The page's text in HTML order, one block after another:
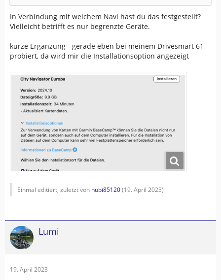
In Verbindung mit welchem Navi hast du das festgestellt?
Vielleicht betrifft es nur begrenzte Geräte.
kurze Ergänzung - gerade eben bei meinem Drivesmart 61
probiert, da wird mir die Installationsoption angezeigt
Einmal editiert, zuletzt von hubi85120(19. April 2023)
Lumi
19. April 2023